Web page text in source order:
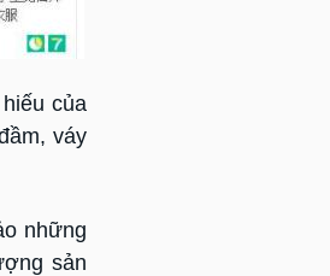
của
váy
những
sản